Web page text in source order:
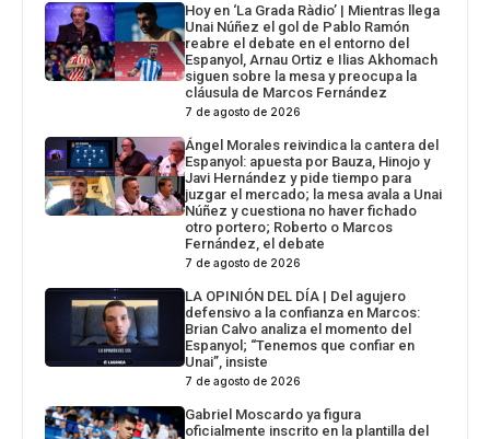
Hoy en ‘La Grada Ràdio’ | Mientras llega
Unai Núñez el gol de Pablo Ramón
reabre el debate en el entorno del
Espanyol, Arnau Ortiz e Ilias Akhomach
siguen sobre la mesa y preocupa la
cláusula de Marcos Fernández
7 de agosto de 2026
Ángel Morales reivindica la cantera del
Espanyol: apuesta por Bauza, Hinojo y
Javi Hernández y pide tiempo para
juzgar el mercado; la mesa avala a Unai
Núñez y cuestiona no haver fichado
otro portero; Roberto o Marcos
Fernández, el debate
7 de agosto de 2026
LA OPINIÓN DEL DÍA | Del agujero
defensivo a la confianza en Marcos:
Brian Calvo analiza el momento del
Espanyol; “Tenemos que confiar en
Unai”, insiste
7 de agosto de 2026
Gabriel Moscardo ya figura
oficialmente inscrito en la plantilla del